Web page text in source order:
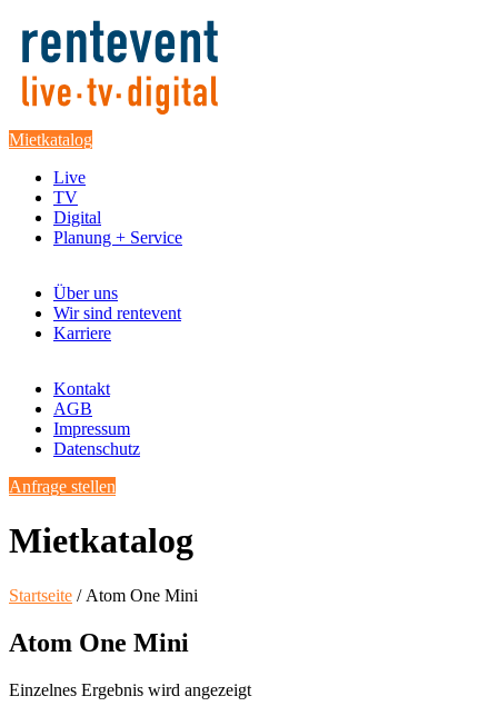
Mietkatalog
Live
TV
Digital
Planung + Service
Über uns
Wir sind rentevent
Karriere
Kontakt
AGB
Impressum
Datenschutz
Anfrage stellen
Mietkatalog
Startseite / Atom One Mini
Atom One Mini
Einzelnes Ergebnis wird angezeigt